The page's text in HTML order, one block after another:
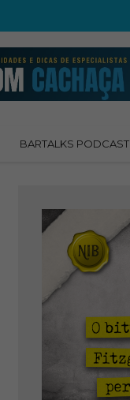
BARTALKS PODCAST